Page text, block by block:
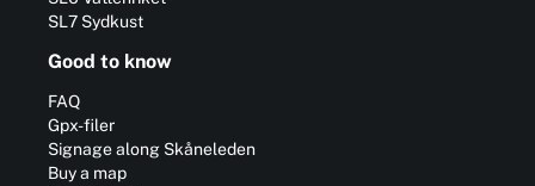
SL7 Sydkust
Good to know
FAQ
Gpx-filer
Signage along Skåneleden
Buy a map